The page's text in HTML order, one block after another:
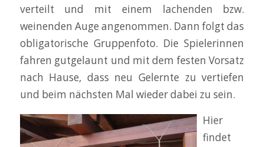
verteilt und mit einem lachenden bzw.
weinenden Auge angenommen. Dann folgt das
obligatorische Gruppenfoto. Die Spielerinnen
fahren gutgelaunt und mit dem festen Vorsatz
nach Hause, dass neu Gelernte zu vertiefen
und beim nächsten Mal wieder dabei zu sein.
Hier
findet